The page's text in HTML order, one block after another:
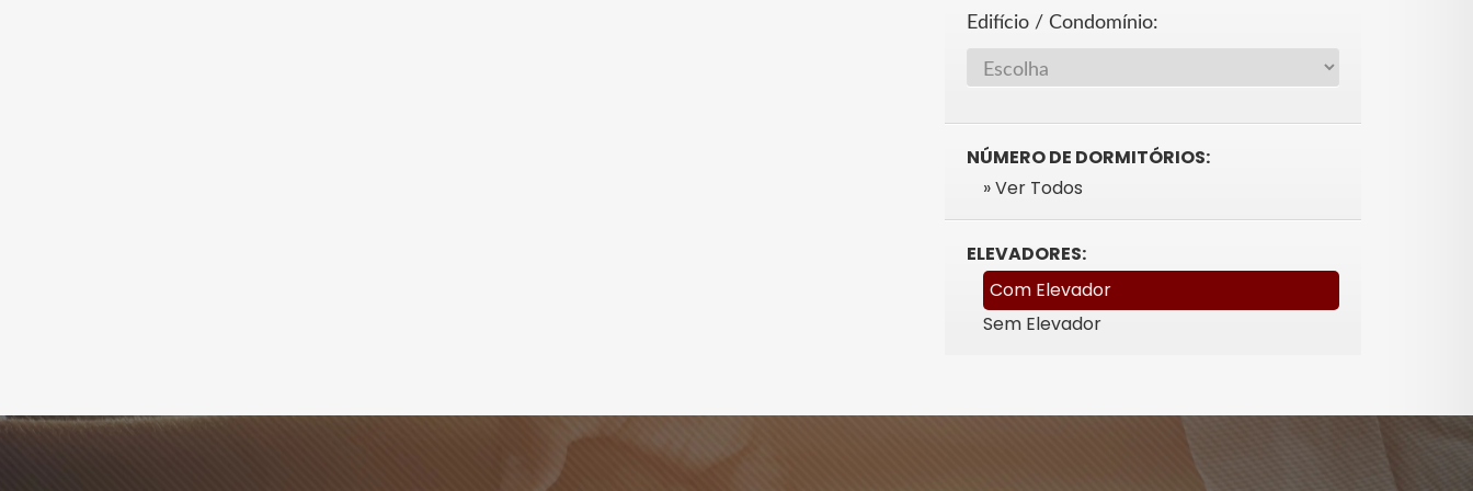
Edifício / Condomínio:
NÚMERO DE DORMITÓRIOS:
» Ver Todos
ELEVADORES:
Com Elevador
Sem Elevador